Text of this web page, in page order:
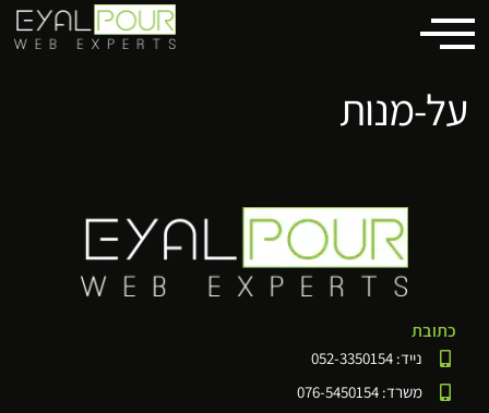
לתוכן
על-מנות
כתובת
נייד: 052-3350154
משרד: 076-5450154